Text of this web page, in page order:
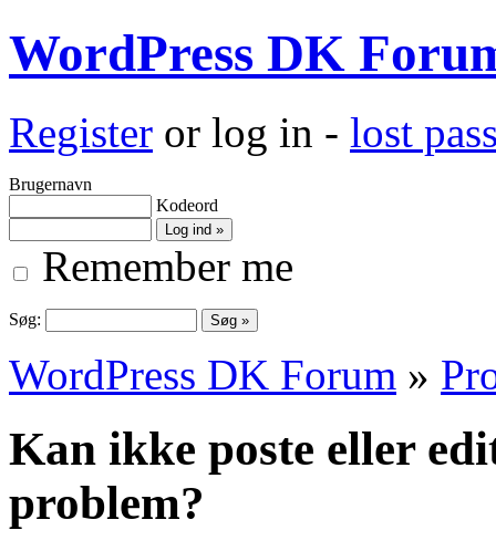
WordPress DK
Register or log in - lost
Brugernavn
Kodeord
Remember me
Søg:
WordPress DK Forum »
Kan ikke poste eller
problem?